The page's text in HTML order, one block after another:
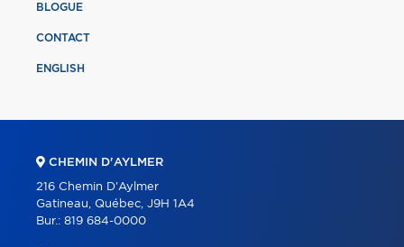
BLOGUE
CONTACT
ENGLISH
CHEMIN D'AYLMER
216 Chemin D'Aylmer
Gatineau, Québec, J9H 1A4
Bur.: 819 684-0000